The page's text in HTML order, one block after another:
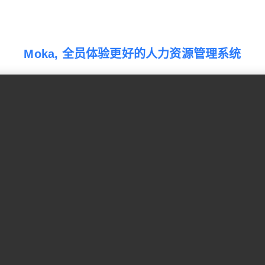
Moka, 全员体验更好的人力资源管理系统